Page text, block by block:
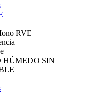
RVE
HÚMEDO SIN